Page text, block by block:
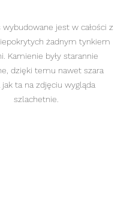
wybudowane jest w całości z
żadnym tynkiem
Kamienie były starannie
dzięki temu nawet szara
jak ta na zdjęciu wygląda
szlachetnie.